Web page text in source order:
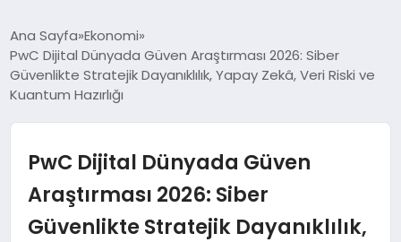
SIGORTA
BES / HAYAT
EKONOMI
DÜNYA
Ana Sayfa Ekonomi
PwC Dijital Dünyada Güven Araştırması 2026: Siber
Güvenlikte Stratejik Dayanıklılık, Yapay Zekâ, Veri Riski ve
Kuantum Hazırlığı
PwC Dijital Dünyada Güven
Araştırması 2026: Siber
Güvenlikte Stratejik Dayanıklılık,